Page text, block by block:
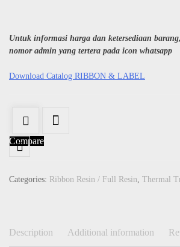
Untuk informasi harga dan ketersediaan
nomor admin yang tertera pada icon whatsapp
Download Catalog RIBBON & LABEL
Compare
Categories: Ribbon Resin / Full Resin, Thermal
Description Additional information